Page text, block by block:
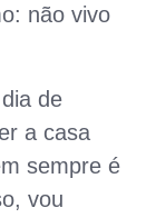
não vivo
de
a casa
sempre é
vou